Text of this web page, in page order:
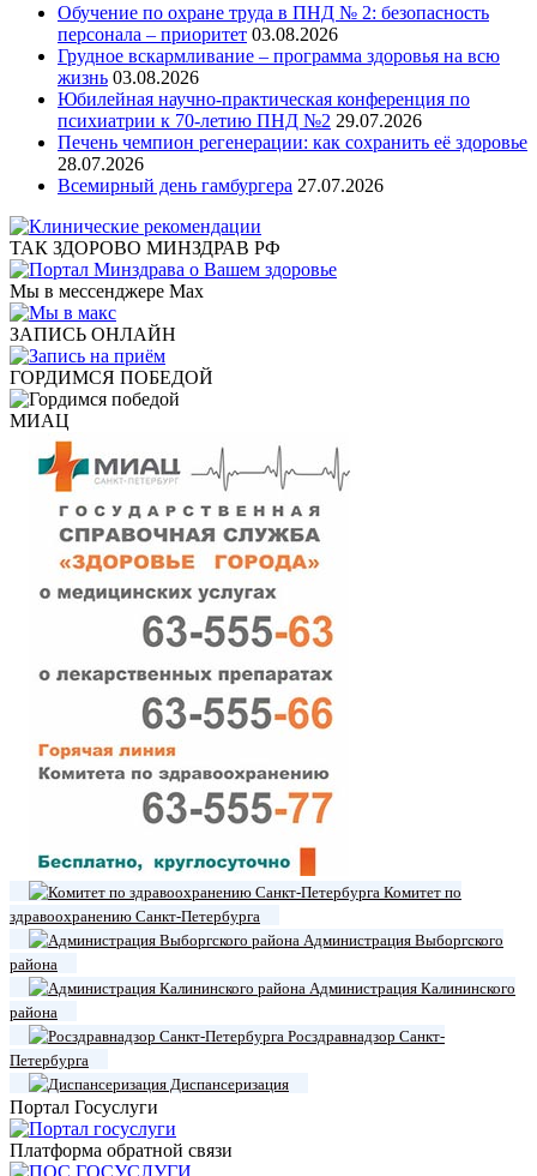
Обучение по охране труда в ПНД № 2: безопасность
персонала – приоритет 03.08.2026
Грудное вскармливание – программа здоровья на всю
жизнь 03.08.2026
Юбилейная научно-практическая конференция по
психиатрии к 70-летию ПНД №2 29.07.2026
Печень чемпион регенерации: как сохранить её здоровье
28.07.2026
Всемирный день гамбургера 27.07.2026
ТАК ЗДОРОВО МИНЗДРАВ РФ
Мы в мессенджере Max
ЗАПИСЬ ОНЛАЙН
ГОРДИМСЯ ПОБЕДОЙ
МИАЦ
Комитет по
здравоохранению Санкт-Петербурга
Администрация Выборгского
района
Администрация Калининского
района
Росздравнадзор Санкт-
Петербурга
Диспансеризация
Портал Госуслуги
Платформа обратной связи